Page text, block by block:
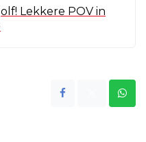
Lekkere POV in